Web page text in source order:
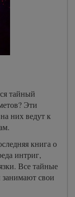
тайный
Эти
них ведут к
книга о
интриг,
Все тайные
свои